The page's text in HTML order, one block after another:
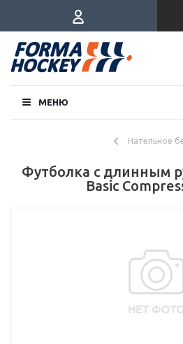
МЕНЮ
Нательное
Футболка с длинным
Basic